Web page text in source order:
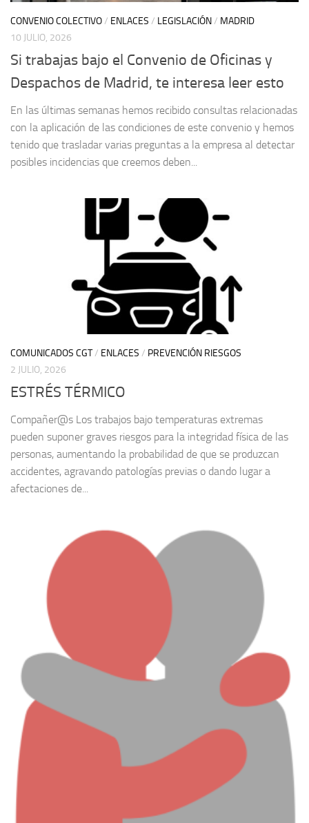
CONVENIO COLECTIVO/ ENLACES / LEGISLACIÓN/ MADRID
10 JULIO, 2026
Si trabajas bajo el Convenio de Oficinas y
Despachos de Madrid, te interesa leer esto
En las últimas semanas hemos recibido consultas relacionadas
con la aplicación de las condiciones de este convenio y hemos
tenido que trasladar varias preguntas a la empresa al detectar
posibles incidencias que creemos deben...
COMUNICADOS CGT/ ENLACES / PREVENCIÓN RIESGOS
2 JULIO, 2026
ESTRÉS TÉRMICO
Compañer@s Los trabajos bajo temperaturas extremas
pueden suponer graves riesgos para la integridad física de las
personas, aumentando la probabilidad de que se produzcan
accidentes, agravando patologías previas o dando lugar a
afectaciones de...